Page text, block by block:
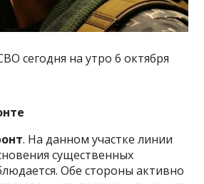
сегодня на утро 6 октября
. На данном участке линии
существенных
Обе стороны активно